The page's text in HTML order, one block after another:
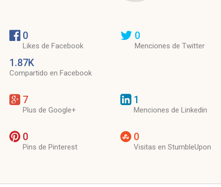
0
Likes de Facebook
1.87K
Compartido en Facebook
0
Menciones de Twitter
7
Plus de Google+
1
Menciones de Linkedin
0
Pins de Pinterest
0
Visitas en StumbleUpon